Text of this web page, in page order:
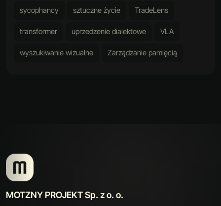
sycophancy sztuczne życie TradeLens
transformer uprzedzenie dialektowe VLA
wyszukiwanie wizualne Zarządzanie pamięcią
MOTZNY PROJEKT Sp. z o. o.